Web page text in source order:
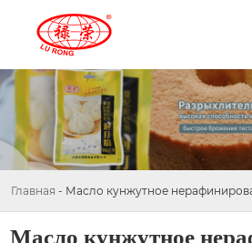
Главная - Масло кунжутное
Масло кунжутное